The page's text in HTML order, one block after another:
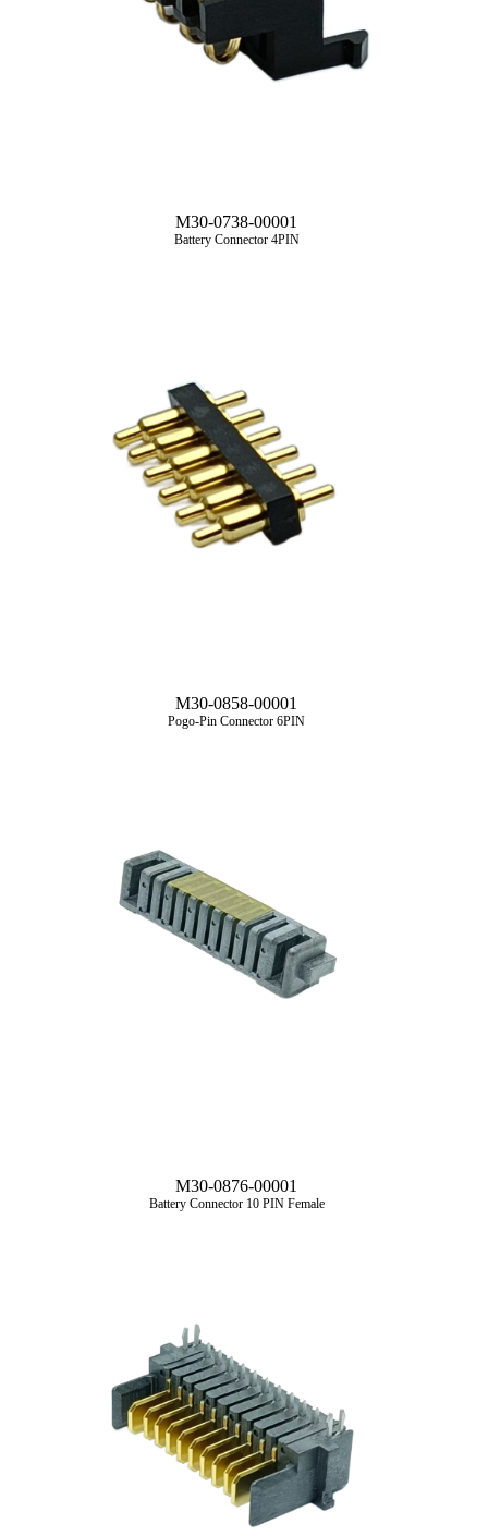
M30-0738-00001
Battery Connector 4PIN
M30-0858-00001
Pogo-Pin Connector 6PIN
M30-0876-00001
Battery Connector 10 PIN Female